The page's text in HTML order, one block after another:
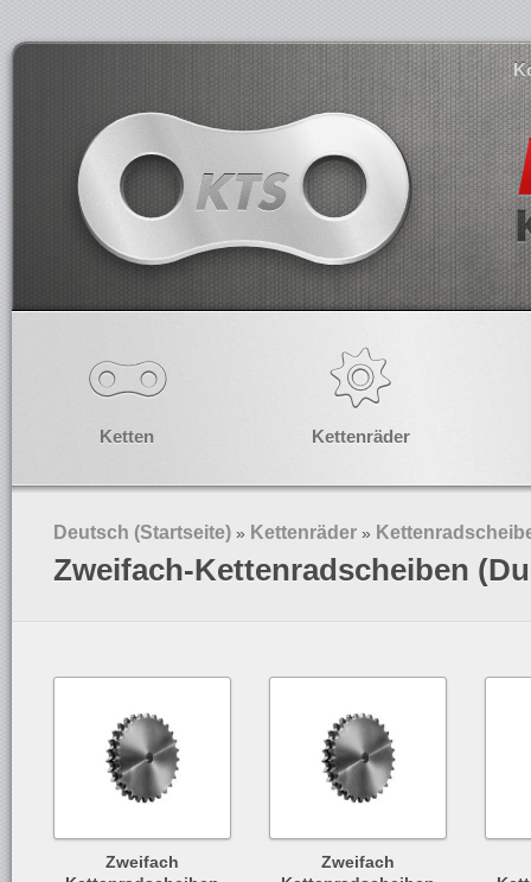
Ketten Kettenräder
Deutsch (Startseite) » Kettenräder »
Zweifach-Kettenradscheiben
Zweifach
Zweifach